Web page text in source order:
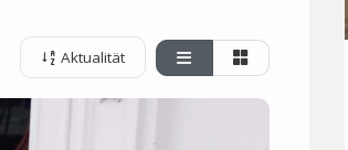
Aktualität